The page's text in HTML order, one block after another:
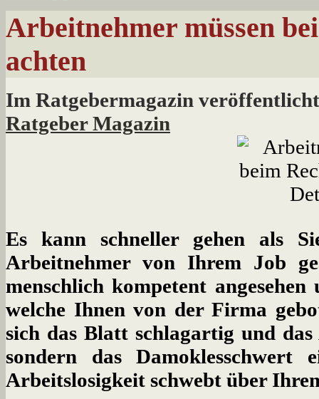
Arbeitnehmer müssen
achten
Im Ratgebermagazin
Ratgeber Magazin
Es kann schneller gehen als
Arbeitnehmer von Ihrem Job
menschlich kompetent
welche Ihnen von der Firma
sich das Blatt schlagartig und
sondern das
Arbeitslosigkeit schwebt über